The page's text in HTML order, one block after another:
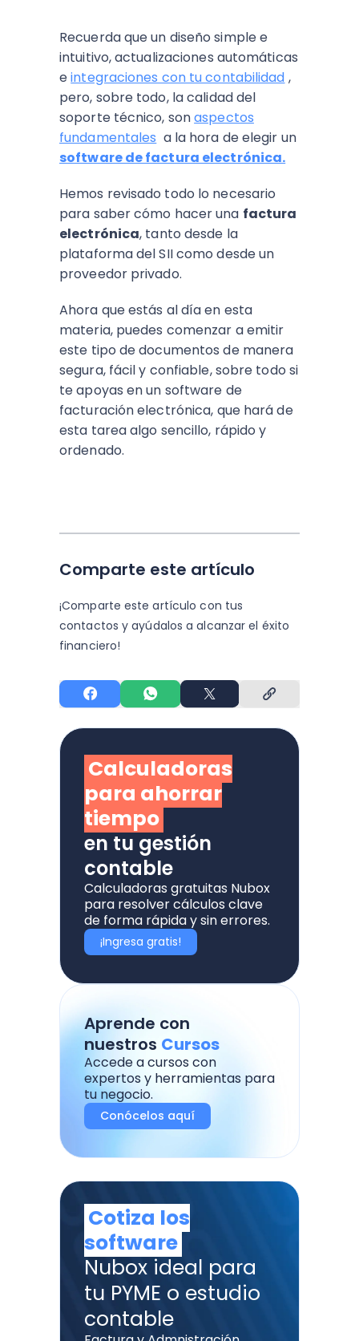
Recuerda que un diseño simple e
intuitivo, actualizaciones automáticas
eintegraciones con tu contabilidad ,
pero, sobre todo, la calidad del
soporte técnico, sonaspectos
fundamentales a la hora de elegir un
software de factura electrónica.
Hemos revisado todo lo necesario
para saber cómo hacer una factura
electrónica, tanto desde la
plataforma del SII como desde un
proveedor privado.
Ahora que estás al día en esta
materia, puedes comenzar a emitir
este tipo de documentos de manera
segura, fácil y confiable, sobre todo si
te apoyas en un software de
facturación electrónica, que hará de
esta tarea algo sencillo, rápido y
ordenado.
Comparte este artículo
¡Comparte este artículo con tus
contactos y ayúdalos a alcanzar el éxito
financiero!
Calculadoras
para ahorrar
tiempo
en tu gestión
contable
Calculadoras gratuitas Nubox
para resolver cálculos clave
de forma rápida y sin errores.
¡Ingresa gratis!
Aprende con
nuestros Cursos
Accede a cursos con
expertos y herramientas para
tu negocio.
Conócelos aquí
Cotiza los
software
Nubox ideal para
tu PYME o estudio
contable